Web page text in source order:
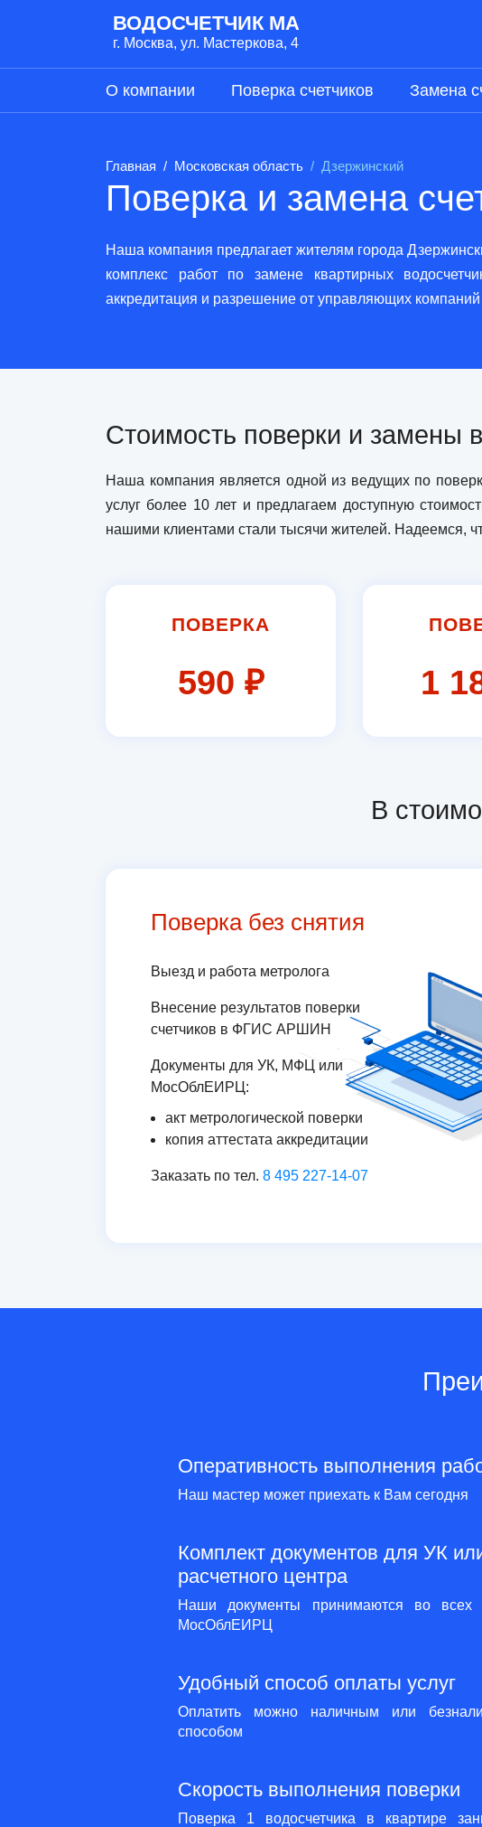
ВОДОСЧЕТЧИК МА
г. Москва, ул. Мастеркова, 4
О компании Поверка счетчиков Замена
Главная Московская область Дзержинский
Поверка и замена
Наша компания предлагает жителям города
комплекс работ по замене квартирных
аккредитация и разрешение от управляющих
Стоимость поверки и замены
Наша компания является одной из ведущих по
услуг более 10 лет и предлагаем доступную
нашими клиентами стали тысячи жителей. Надеемся,
ПОВЕРКА
590 ₽ 1
В
Поверка без снятия
Выезд и работа метролога
Внесение результатов поверки
счетчиков в ФГИС АРШИН
Документы для УК, МФЦ или
МосОблЕИРЦ:
акт метрологической поверки
копия аттестата аккредитации
Заказать по тел. 8 495 227-14-07
Оперативность выполнения
Наш мастер может приехать к Вам сегодня
Комплект документов для УК
расчетного центра
Наши документы принимаются во
МосОблЕИРЦ
Удобный способ оплаты услуг
Оплатить можно наличным или
способом
Скорость выполнения поверки
Поверка 1 водосчетчика в квартире